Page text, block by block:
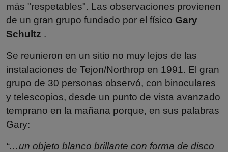
más "respetables". Las observaciones provienen
de un gran grupo fundado por el físico Gary
Schultz .
Se reunieron en un sitio no muy lejos de las
instalaciones de Tejon/Northrop en 1991. El gran
grupo de 30 personas observó, con binoculares
y telescopios, desde un punto de vista avanzado
temprano en la mañana porque, en sus palabras
Gary:
“…un objeto blanco brillante con forma de disco